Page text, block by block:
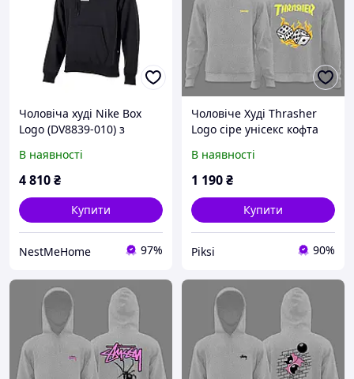
Чоловіча худі Nike Box
Logo (DV8839-010) з
міста та спорту, чорна
В наявності
4 810₴
Купити
NestMeHome 97%
Чоловіче Худі Thrasher
Logo сіре унісекс кофта
з капюшоном кофта
В наявності
1 190₴
Купити
Piksi 90%